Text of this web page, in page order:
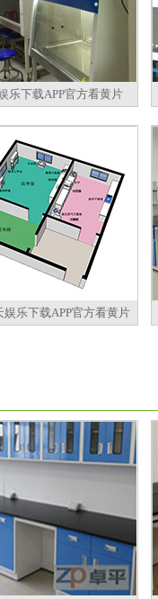
乐下载APP官方看黄片
娱乐下载APP官方看黄片